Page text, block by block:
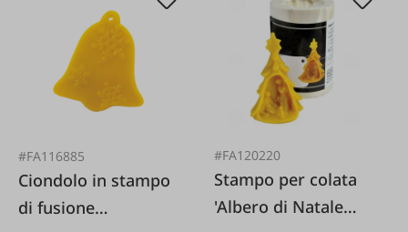
#FA116885
Ciondolo in stampo
di fusione
#FA120220
Stampo per colata
'Albero di Natale